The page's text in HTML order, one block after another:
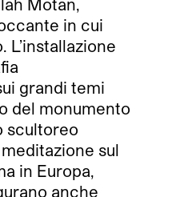
Motan,
in cui
grandi temi
del monumento
scultoreo
sul
in Europa,
anche